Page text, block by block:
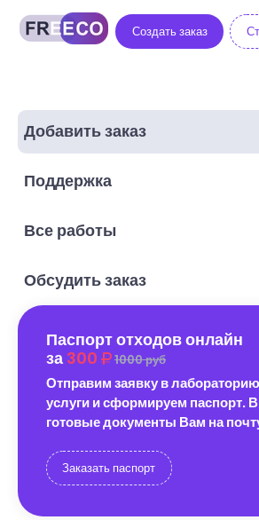
Создать заказ
Добавить заказ
Поддержка
Все работы
Обсудить заказ
Паспорт отходов онлайн
за 300 1000 руб
Отправим заявку в
услуги и сформируем паспорт.
готовые документы Вам на
Заказать паспорт